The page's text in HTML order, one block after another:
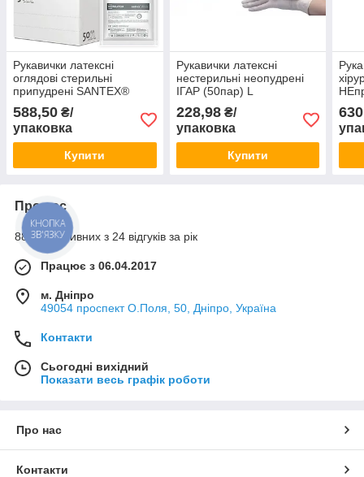
Рукавички латексні
оглядові стерильні
припудрені SANTEX®
588,50 ₴/
упаковка
Купити
Рукавички латексні
нестерильні неопудрені
ІГАР (50пар) L
228,98₴/
упаковка
Купити
Про нас
88% позитивних з 24 відгуків за рік
Працює з 06.04.2017
м. Дніпро
49054 проспект О.Поля, 50, Дніпро, Україна
Контакти
Сьогодні вихідний
Показати весь графік роботи
Про нас
Контакти
КНОПКА
ЗВ'ЯЗКУ